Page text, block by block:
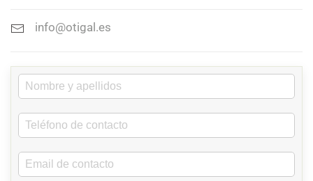
info@otigal.es